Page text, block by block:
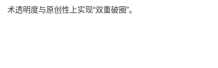
术透明度与原创性上实现“双重破圈”。